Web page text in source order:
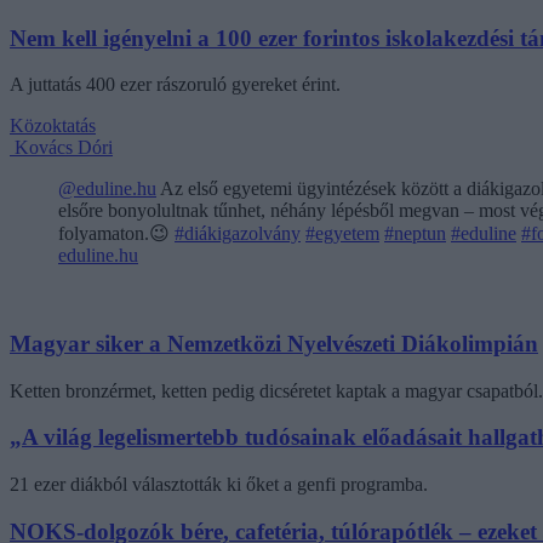
Nem kell igényelni a 100 ezer forintos iskolakezdési
A juttatás 400 ezer rászoruló gyereket érint.
Közoktatás
Kovács Dóri
@eduline.hu Az első egyetemi ügyintézések között a
elsőre bonyolultnak tűnhet, néhány lépésből megvan – most
folyamaton.😉 #diákigazolvány #egyetem #neptun #eduline
eduline.hu
Magyar siker a Nemzetközi Nyelvészeti Diákolimpián
Ketten bronzérmet, ketten pedig dicséretet kaptak a magyar csapatból.
„A világ legelismertebb tudósainak előadásait
21 ezer diákból választották ki őket a genfi programba.
NOKS-dolgozók bére, cafetéria, túlórapótlék –